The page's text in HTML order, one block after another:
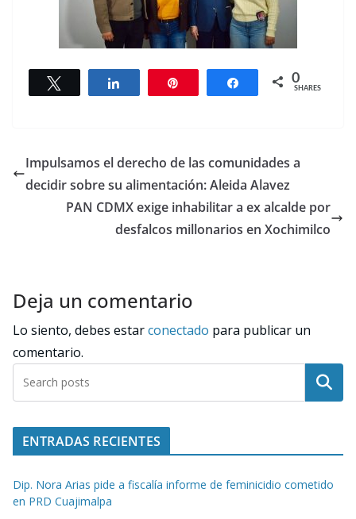
Share 0
SHARES
Impulsamos el derecho de las comunidades a
decidir sobre su alimentación: Aleida Alavez
PAN CDMX exige inhabilitar a ex alcalde por
desfalcos millonarios en Xochimilco
Deja un comentario
Lo siento, debes estarconectado para publicar un
comentario.
Buscar
ENTRADAS RECIENTES
Dip. Nora Arias pide a fiscalía informe de feminicidio cometido
en PRD Cuajimalpa